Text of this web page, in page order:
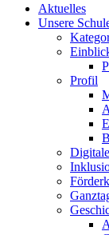
Aktuelles
Unsere
Profil